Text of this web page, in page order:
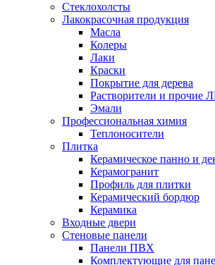
Стеклохолсты
Лакокрасочная продукция
Масла
Колеры
Лаки
Краски
Покрытие для дерева
Растворители и прочие
Эмали
Профессиональная химия
Теплоносители
Плитка
Керамическое панно и
Керамогранит
Профиль для плитки
Керамический бордюр
Керамика
Входные двери
Стеновые панели
Панели ПВХ
Комплектующие для